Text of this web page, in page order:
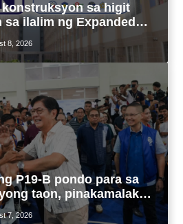
sa higit
sa ilalim ng Expanded
pagtutulungan ng Pag-
8, 2026
P19-B pondo para sa
taon, pinakamalaki
TESDA
7, 2026